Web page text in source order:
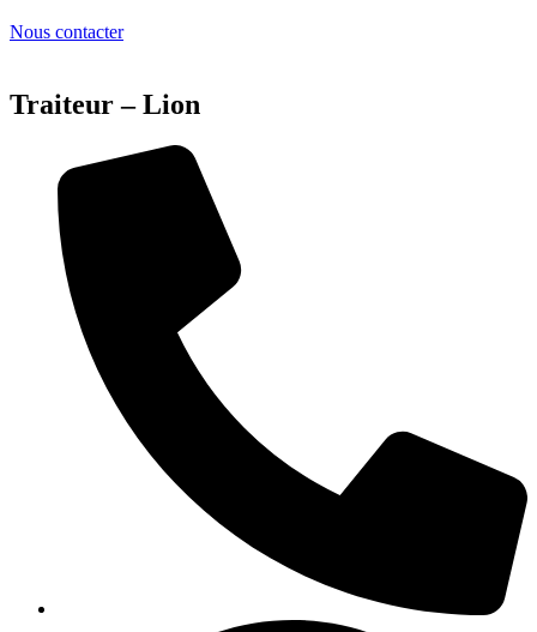
Nous contacter
Traiteur – Lion